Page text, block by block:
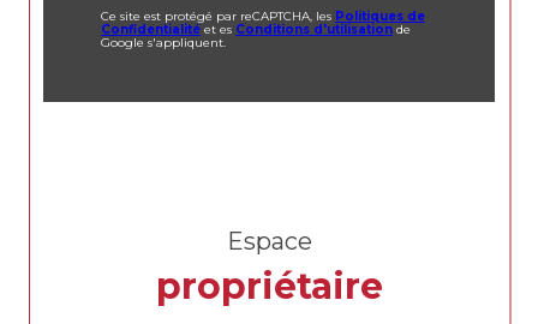
Ce site est protégé par reCAPTCHA, les Politiques de
Confidentialité et es Conditions d'utilisation de
Google s'appliquent.
Espace
propriétaire